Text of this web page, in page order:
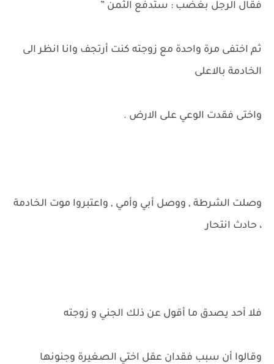
فقال الرجل بغضب : ستدفع الثمن ”
ثم اختفى مرة واحدة مع زوجته كنت أرتجف وانا انظر الى
الخادمة بالاعلى
واختى فقدت الوعي على الارض .
وصلت الشرطة , ووصل أبي وأمي , واعتبروا موت الخادمة
، حادث انتحار
فلا أحد يصدق ما أقول عن ذلك الجني و زوجته
وقالوا أن سبب فقدان عقل اختي الصغيرة وجنونها